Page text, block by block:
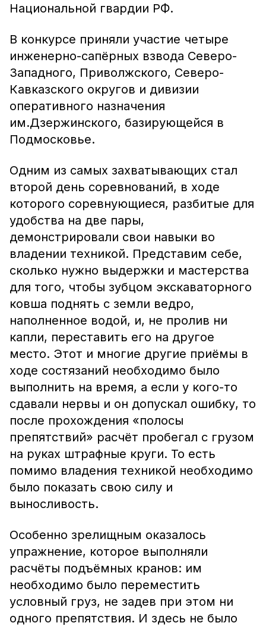
Национальной гвардии РФ.
В конкурсе приняли участие четыре
инженерно-сапёрных взвода Северо-
Западного, Приволжского, Северо-
Кавказского округов и дивизии
оперативного назначения
им.Дзержинского, базирующейся в
Подмосковье.
Одним из самых захватывающих стал
второй день соревнований, в ходе
которого соревнующиеся, разбитые для
удобства на две пары,
демонстрировали свои навыки во
владении техникой. Представим себе,
сколько нужно выдержки и мастерства
для того, чтобы зубцом экскаваторного
ковша поднять с земли ведро,
наполненное водой, и, не пролив ни
капли, переставить его на другое
место. Этот и многие другие приёмы в
ходе состязаний необходимо было
выполнить на время, а если у кого-то
сдавали нервы и он допускал ошибку, то
после прохождения «полосы
препятствий» расчёт пробегал с грузом
на руках штрафные круги. То есть
помимо владения техникой необходимо
было показать свою силу и
выносливость.
Особенно зрелищным оказалось
упражнение, которое выполняли
расчёты подъёмных кранов: им
необходимо было переместить
условный груз, не задев при этом ни
одного препятствия. И здесь не было